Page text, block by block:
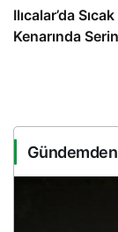
Ilıcalar’da
Kenarında